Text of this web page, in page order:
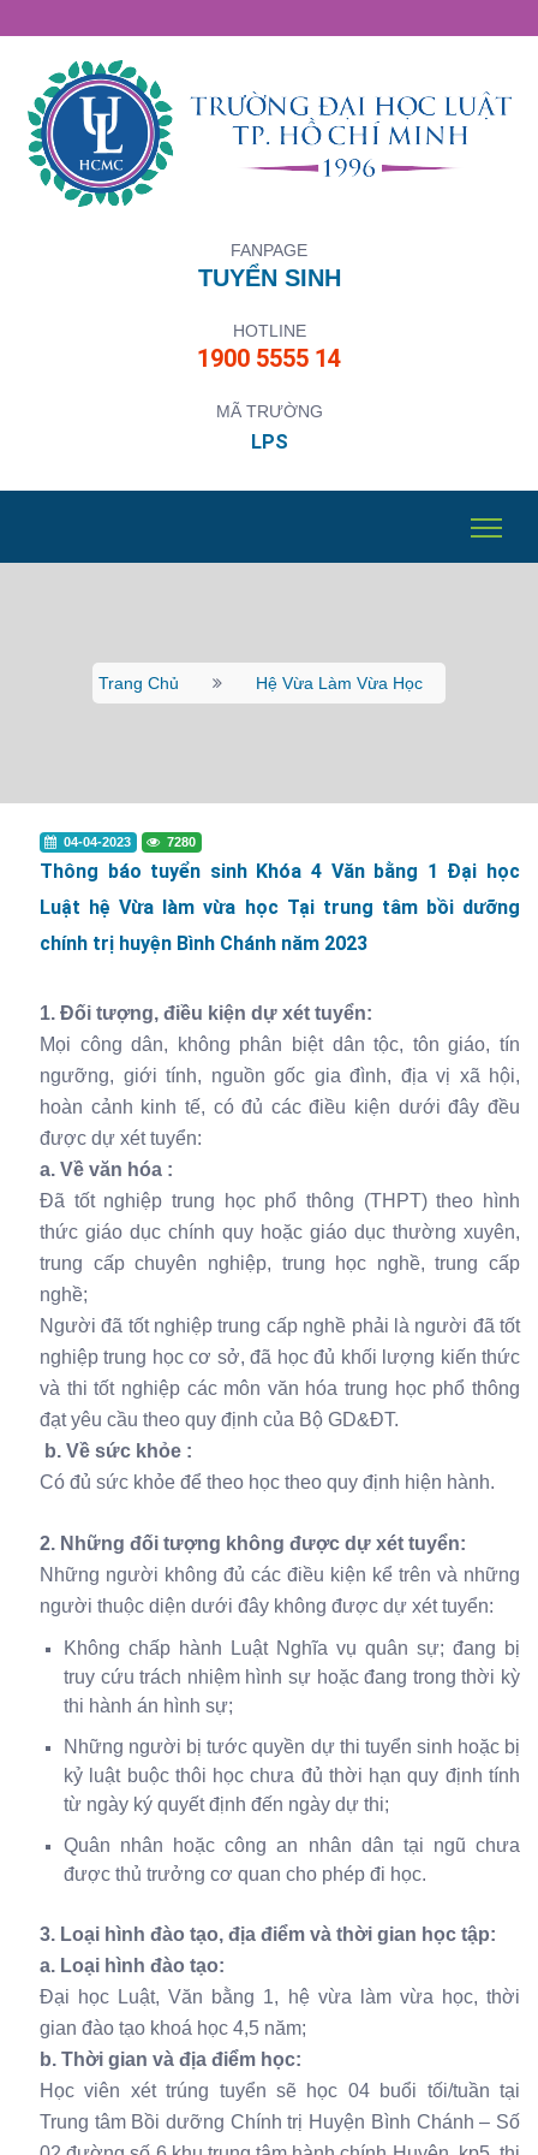
FANPAGE
TUYỂN SINH
HOTLINE
1900 5555 14
MÃ TRƯỜNG
LPS
Trang Chủ Hệ Vừa Làm Vừa Học
04-04-2023 7280
Thông báo tuyển sinh Khóa 4 Văn bằng 1 Đại học
Luật hệ Vừa làm vừa học Tại trung tâm bồi dưỡng
chính trị huyện Bình Chánh năm 2023
1. Đối tượng, điều kiện dự xét tuyển:
Mọi công dân, không phân biệt dân tộc, tôn giáo, tín
ngưỡng, giới tính, nguồn gốc gia đình, địa vị xã hội,
hoàn cảnh kinh tế, có đủ các điều kiện dưới đây đều
được dự xét tuyển:
a. Về văn hóa :
Đã tốt nghiệp trung học phổ thông (THPT) theo hình
thức giáo dục chính quy hoặc giáo dục thường xuyên,
trung cấp chuyên nghiệp, trung học nghề, trung cấp
nghề;
Người đã tốt nghiệp trung cấp nghề phải là người đã tốt
nghiệp trung học cơ sở, đã học đủ khối lượng kiến thức
và thi tốt nghiệp các môn văn hóa trung học phổ thông
đạt yêu cầu theo quy định của Bộ GD&ĐT.
b. Về sức khỏe :
Có đủ sức khỏe để theo học theo quy định hiện hành.
2. Những đối tượng không được dự xét tuyển:
Những người không đủ các điều kiện kể trên và những
người thuộc diện dưới đây không được dự xét tuyển:
Không chấp hành Luật Nghĩa vụ quân sự; đang bị
truy cứu trách nhiệm hình sự hoặc đang trong thời kỳ
thi hành án hình sự;
Những người bị tước quyền dự thi tuyển sinh hoặc bị
kỷ luật buộc thôi học chưa đủ thời hạn quy định tính
từ ngày ký quyết định đến ngày dự thi;
Quân nhân hoặc công an nhân dân tại ngũ chưa
được thủ trưởng cơ quan cho phép đi học.
3. Loại hình đào tạo, địa điểm và thời gian học tập:
a. Loại hình đào tạo:
Đại học Luật, Văn bằng 1, hệ vừa làm vừa học, thời
gian đào tạo khoá học 4,5 năm;
b. Thời gian và địa điểm học:
Học viên xét trúng tuyển sẽ học 04 buổi tối/tuần tại
Trung tâm Bồi dưỡng Chính trị Huyện Bình Chánh – Số